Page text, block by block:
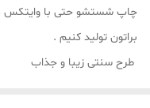
چاپ شستشو حتی با وایتکس
براتون تولید کنیم .
طرح سنتی زیبا و جذاب